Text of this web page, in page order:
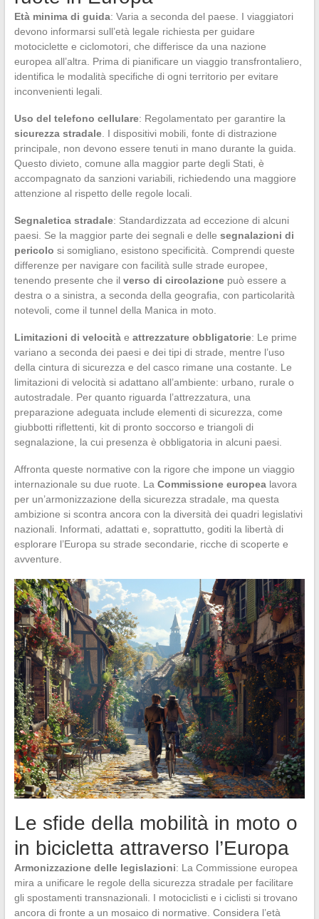
Età minima di guida: Varia a seconda del paese. I viaggiatori
devono informarsi sull’età legale richiesta per guidare
motociclette e ciclomotori, che differisce da una nazione
europea all’altra. Prima di pianificare un viaggio transfrontaliero,
identifica le modalità specifiche di ogni territorio per evitare
inconvenienti legali.
Uso del telefono cellulare: Regolamentato per garantire la
sicurezza stradale. I dispositivi mobili, fonte di distrazione
principale, non devono essere tenuti in mano durante la guida.
Questo divieto, comune alla maggior parte degli Stati, è
accompagnato da sanzioni variabili, richiedendo una maggiore
attenzione al rispetto delle regole locali.
Segnaletica stradale: Standardizzata ad eccezione di alcuni
paesi. Se la maggior parte dei segnali e delle segnalazioni di
pericolo si somigliano, esistono specificità. Comprendi queste
differenze per navigare con facilità sulle strade europee,
tenendo presente che il verso di circolazionepuò essere a
destra o a sinistra, a seconda della geografia, con particolarità
notevoli, come il tunnel della Manica in moto.
Limitazioni di velocitàe attrezzature obbligatorie: Le prime
variano a seconda dei paesi e dei tipi di strade, mentre l’uso
della cintura di sicurezza e del casco rimane una costante. Le
limitazioni di velocità si adattano all’ambiente: urbano, rurale o
autostradale. Per quanto riguarda l’attrezzatura, una
preparazione adeguata include elementi di sicurezza, come
giubbotti riflettenti, kit di pronto soccorso e triangoli di
segnalazione, la cui presenza è obbligatoria in alcuni paesi.
Affronta queste normative con la rigore che impone un viaggio
internazionale su due ruote. La Commissione europealavora
per un’armonizzazione della sicurezza stradale, ma questa
ambizione si scontra ancora con la diversità dei quadri legislativi
nazionali. Informati, adattati e, soprattutto, goditi la libertà di
esplorare l’Europa su strade secondarie, ricche di scoperte e
avventure.
Le sfide della mobilità in moto o
in bicicletta attraverso l’Europa
Armonizzazione delle legislazioni: La Commissione europea
mira a unificare le regole della sicurezza stradale per facilitare
gli spostamenti transnazionali. I motociclisti e i ciclisti si trovano
ancora di fronte a un mosaico di normative. Considera l’età